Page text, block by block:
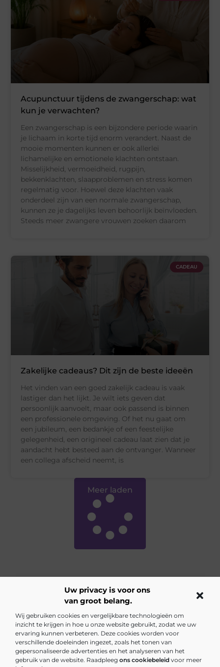
Uw privacy is voor ons
van groot belang.
Wij gebruiken cookies en vergelijkbare technologieën om
inzicht te krijgen in hoe u onze website gebruikt, zodat we uw
ervaring kunnen verbeteren. Deze cookies worden voor
verschillende doeleinden ingezet, zoals het tonen van
gepersonaliseerde advertenties en het analyseren van het
gebruik van de website. Raadpleeg ons cookiebeleid voor meer
Acupunctuur tijdens de zwangerschap: wat
kun je verwachten?
Een zwangerschap is een bijzondere periode waarin
je lichaam in korte tijd enorm verandert. Naast de
mooie momenten kunnen er ook allerlei
lichamelijke en emotionele klachten ontstaan.
Misselijkheid, vermoeidheid, rugpijn,
bekkenklachten, slaapproblemen en stress komen
regelmatig voor. Hoewel deze klachten vaak
onderdeel zijn van een normale zwangerschap,
kunnen ze je dagelijks leven behoorlijk beïnvloeden.
Steeds meer zwangere vrouwen zoeken daarom
CADEAU
Zakelijke cadeaus? Dit zijn de beste ideeën
Het vinden van een goed zakelijk cadeau is vaak
lastiger dan het lijkt. Je wilt iets geven dat
persoonlijk aanvoelt, maar ook passend is binnen
een professionele omgeving. Of het nu gaat om
een jubileum, een bedankje of een feestelijke
gelegenheid, een origineel cadeau laat zien dat je
aandacht hebt besteed aan de ontvanger. Wanneer
een collega afscheid neemt, is
Meer laden
Main Links